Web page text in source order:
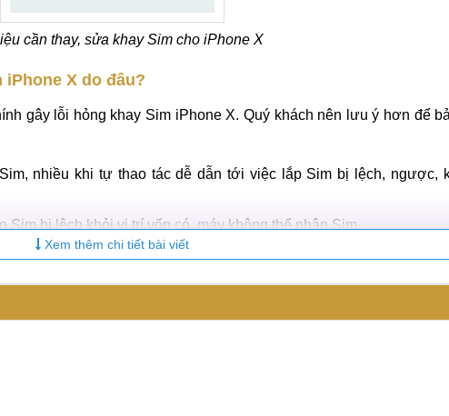
cần thay, sửa khay Sim cho iPhone X
iPhone X do đâu?
gây lỗi hỏng khay Sim iPhone X. Quý khách nên lưu ý hơn để
nhiều khi tự thao tác dễ dẫn tới việc lắp Sim bị lệch, ngược,
Sim bị lệch khỏi vị trí vốn có, máy không thể nhận Sim.
không lau chùi, vệ sinh khiến bụi bẩn bám vào khay Sim, dẫn tới
các bề mặt cứng, nằm tì đè lên máy trong lúc ngủ vô tình làm
(đi mưa, trong nhà tắm,...) hay làm rơi máy vào nước mà không
tương thích hoặc phiên bản iOS đã cũ.
Xem thêm chi tiết bài viết